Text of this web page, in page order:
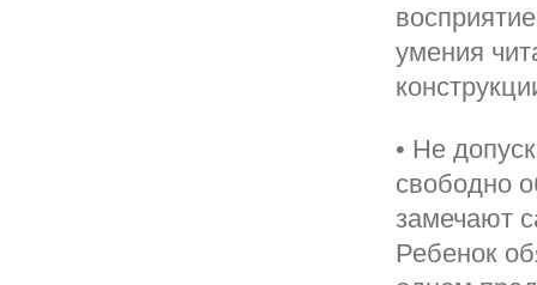
умения
• Не
свободно
замечают
Ребенок